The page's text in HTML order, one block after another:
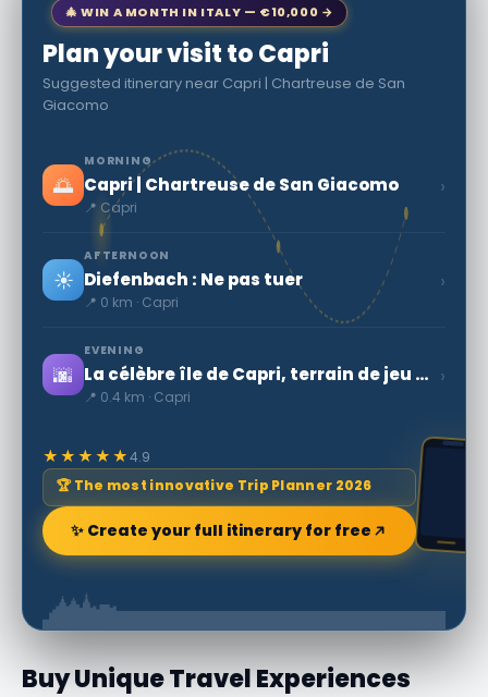
🎄 WIN A MONTH IN ITALY — €10,000 →
Plan your visit to Capri
Suggested itinerary near Capri | Chartreuse de San
Giacomo
🌅
MORNING
Capri | Chartreuse de San Giacomo
📍 Capri
›
☀️
AFTERNOON
Diefenbach : Ne pas tuer
📍 0 km · Capri
›
🌆
EVENING
La célèbre île de Capri, terrain de jeu de la jet-set contemporaine - Secret World
📍 0.4 km · Capri
›
★★★★★4.9
🏆 The most innovative Trip Planner 2026
✨ Create your full itinerary for free
Buy Unique Travel Experiences